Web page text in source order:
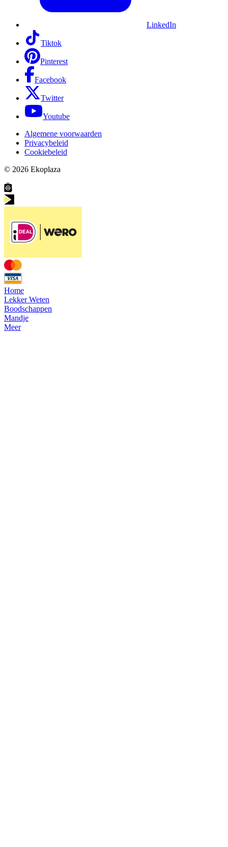
LinkedIn
Tiktok
Pinterest
Facebook
Twitter
Youtube
Algemene voorwaarden
Privacybeleid
Cookiebeleid
© 2026 Ekoplaza
Home
Lekker Weten
Boodschappen
Mandje
Meer